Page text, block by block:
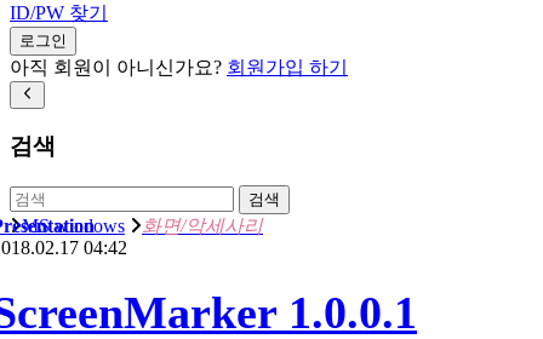
ID/PW 찾기
로그인
아직 회원이 아니신가요? 회원가입 하기
검색
검색
MS windows 화면/악세사리
04:42
1.0.0.1